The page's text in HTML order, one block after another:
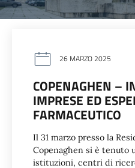
26 MARZO 2025
COPENAGHEN –
IMPRESE ED
FARMACEUTICO
Il 31 marzo presso la
Copenaghen si è tenuto
istituzioni, centri di